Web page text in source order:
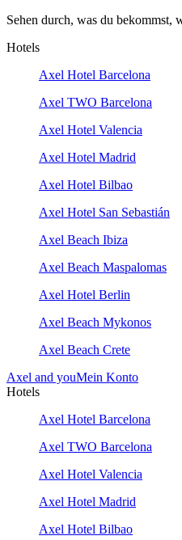
Sehen durch, was du bekommst,
Hotels
Axel Hotel Barcelona
Axel TWO Barcelona
Axel Hotel Valencia
Axel Hotel Madrid
Axel Hotel Bilbao
Axel Hotel San Sebastián
Axel Beach Ibiza
Axel Beach Maspalomas
Axel Hotel Berlin
Axel Beach Mykonos
Axel Beach Crete
Axel and youMein Konto
Hotels
Axel Hotel Barcelona
Axel TWO Barcelona
Axel Hotel Valencia
Axel Hotel Madrid
Axel Hotel Bilbao